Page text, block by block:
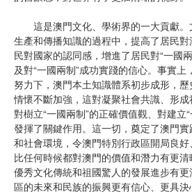
這是澳門文化、學術界的一大貢獻。
生產和傳播知識的過程中，提高了居民
民對國家的認同感，增進了居民對“一國
及對“一國兩制”成功實踐的信心。事實
努力下，澳門本土知識體系初步成形，
情懷不斷加強，這對凝聚社會共識、形成
對樹立“一國兩制”的正確價值觀、對建立
發揮了關鍵作用。這一切，奠定了澳門實
和社會環境，令澳門特別行政區開局良
比任何時候都對澳門的價值和潛力有更
優秀文化傳統和祖國驚人的發展進步有
區的未來和民族的振興更有信心、更具決